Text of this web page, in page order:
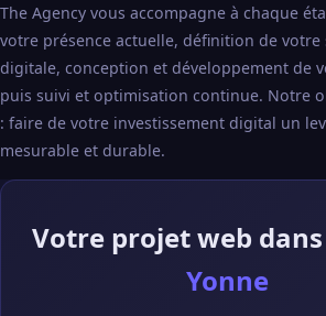
The Agency vous accompagne à chaque
votre présence actuelle, définition de votre
digitale, conception et développement de
puis suivi et optimisation continue. Notre
: faire de votre investissement digital un
mesurable et durable.
Votre projet web
Yonne